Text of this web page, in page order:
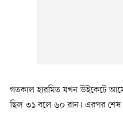
গতকাল হারমিত যখন উইকেটে
ছিল ৩১ বলে ৬০ রান। এরপর শেষ